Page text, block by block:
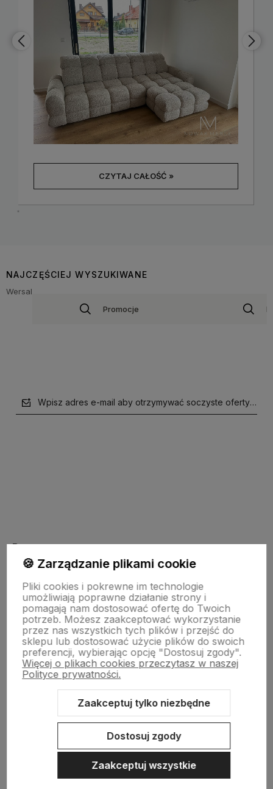
CZYTAJ CAŁOŚĆ »
NAJCZĘŚCIEJ WYSZUKIWANE
Wersal
Promocje
Wpisz adres e-mail aby otrzymywać soczyste oferty i
Pomoc
Moje konto
Płatności i dostawa
Informacje
🍪 Zarządzanie plikami cookie
Pliki cookies i pokrewne im technologie
umożliwiają poprawne działanie strony i
pomagają nam dostosować ofertę do Twoich
potrzeb. Możesz zaakceptować wykorzystanie
przez nas wszystkich tych plików i przejść do
sklepu lub dostosować użycie plików do swoich
preferencji, wybierając opcję "Dostosuj zgody".
Więcej o plikach cookies przeczytasz w naszej
Polityce prywatności.
Zaakceptuj tylko niezbędne
Dostosuj zgody
Zaakceptuj wszystkie